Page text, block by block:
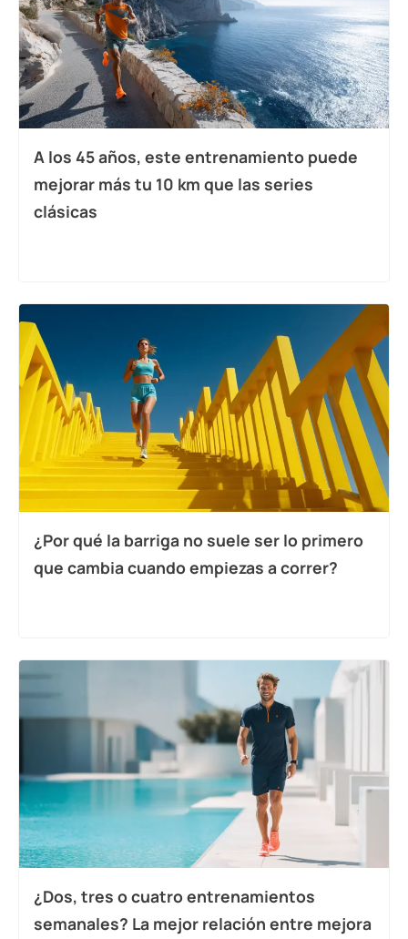
A los 45 años, este entrenamiento puede
mejorar más tu 10 km que las series
clásicas
¿Por qué la barriga no suele ser lo primero
que cambia cuando empiezas a correr?
¿Dos, tres o cuatro entrenamientos
semanales? La mejor relación entre mejora